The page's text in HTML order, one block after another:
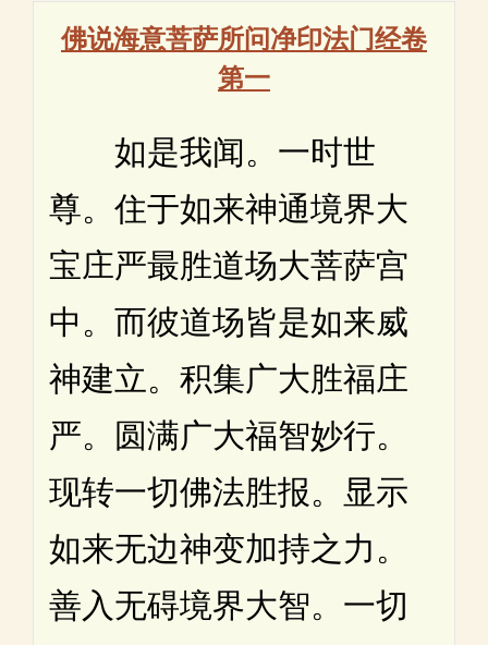
佛说海意菩萨所问净印法门经卷
第一
如是我闻。一时世
尊。住于如来神通境界大
宝庄严最胜道场大菩萨宫
中。而彼道场皆是如来威
神建立。积集广大胜福庄
严。圆满广大福智妙行。
现转一切佛法胜报。显示
如来无边神变加持之力。
善入无碍境界大智。一切